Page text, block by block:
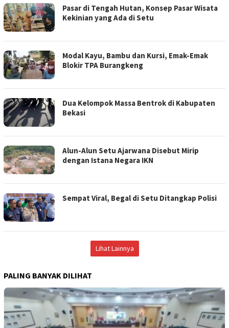
Pasar di Tengah Hutan, Konsep Pasar Wisata
Kekinian yang Ada di Setu
Modal Kayu, Bambu dan Kursi, Emak-Emak
Blokir TPA Burangkeng
Dua Kelompok Massa Bentrok di Kabupaten
Bekasi
Alun-Alun Setu Ajarwana Disebut Mirip
dengan Istana Negara IKN
Sempat Viral, Begal di Setu Ditangkap Polisi
Lihat Lainnya
PALING BANYAK DILIHAT